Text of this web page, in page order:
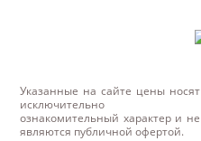
Указанные на сайте цены носят
исключительно
ознакомительный характер и не
являются публичной офертой.